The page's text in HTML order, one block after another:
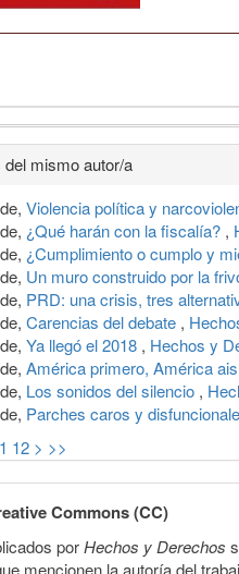
mismo autor/a
Violencia política y
¿Qué harán con la fiscalía? ,
¿Cumplimiento o cumplo y
Un muro construido por la
PRD: una crisis, tres
Carencias del debate ,
Ya llegó el 2018 , Hechos y
América primero, América
Los sonidos del silencio ,
Parches caros y
12 > >>
Commons (CC)
porHechos y Derechos
mencionen la autoría del